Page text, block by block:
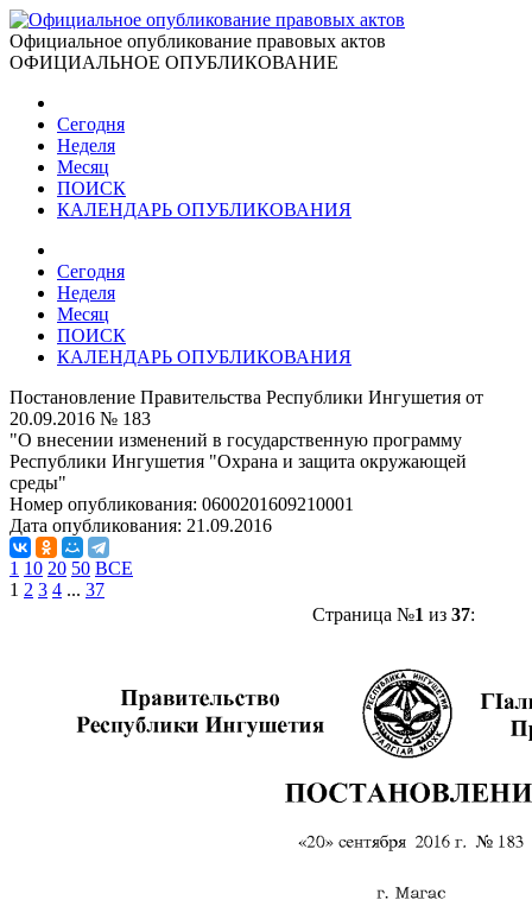
Официальное опубликование правовых актов
ОФИЦИАЛЬНОЕ ОПУБЛИКОВАНИЕ
Сегодня
Неделя
Месяц
ПОИСК
КАЛЕНДАРЬ ОПУБЛИКОВАНИЯ
Сегодня
Неделя
Месяц
ПОИСК
КАЛЕНДАРЬ ОПУБЛИКОВАНИЯ
Постановление Правительства Республики Ингушетия от
20.09.2016 № 183
"О внесении изменений в государственную программу
Республики Ингушетия "Охрана и защита окружающей
среды"
Номер опубликования: 0600201609210001
Дата опубликования: 21.09.2016
1 10 20 50 ВСЕ
1 2 3 4 ... 37
Страница №1 из 37: